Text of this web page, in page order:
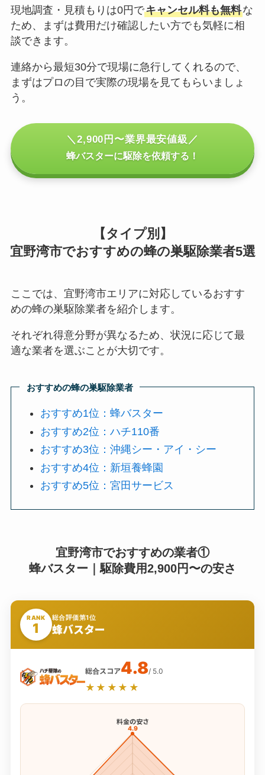
現地調査・見積もりは0円でキャンセル料も無料な
ため、まずは費用だけ確認したい方でも気軽に相
談できます。
連絡から最短30分で現場に急行してくれるので、
まずはプロの目で実際の現場を見てもらいましょ
う。
＼2,900円〜業界最安値級／
蜂バスターに駆除を依頼する！
【タイプ別】
宜野湾市でおすすめの蜂の巣駆除業者5選
ここでは、宜野湾市エリアに対応しているおすす
めの蜂の巣駆除業者を紹介します。
それぞれ得意分野が異なるため、状況に応じて最
適な業者を選ぶことが大切です。
おすすめの蜂の巣駆除業者
おすすめ1位：蜂バスター
おすすめ2位：ハチ110番
おすすめ3位：沖縄シー・アイ・シー
おすすめ4位：新垣養蜂園
おすすめ5位：宮田サービス
宜野湾市でおすすめの業者①
蜂バスター｜駆除費用2,900円〜の安さ
RANK
1
総合評価第1位
蜂バスター
総合スコア4.8/ 5.0
★★★★★
料金の安さ
4.9